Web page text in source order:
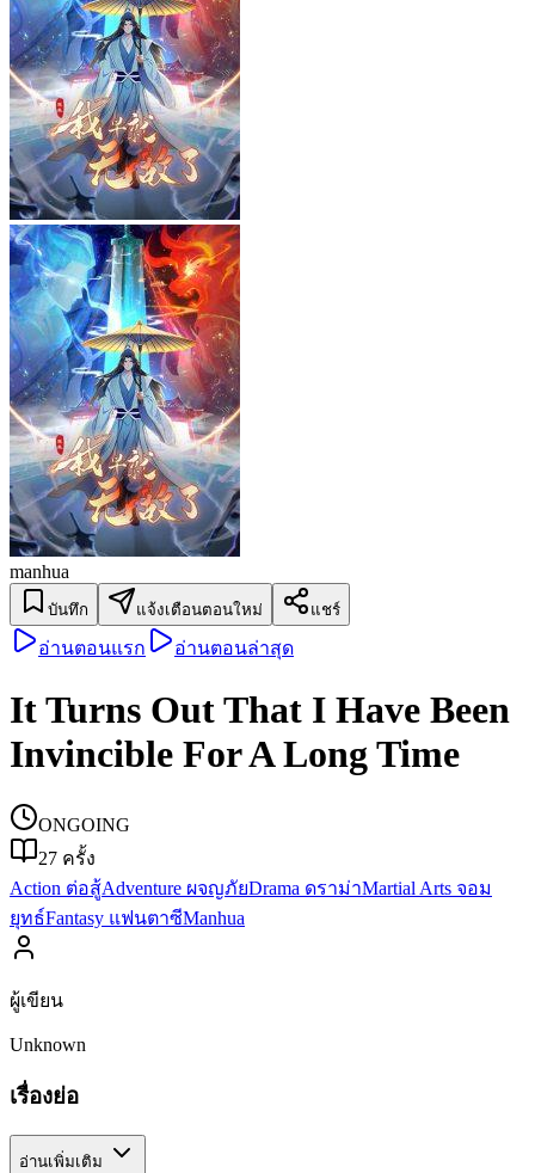
manhua
บันทึก แจ้งเตือนตอนใหม่ แชร์
อ่านตอนแรก อ่านตอนล่าสุด
It Turns Out That I Have Been
Invincible For A Long Time
ONGOING
27 ครั้ง
Action ต่อสู้Adventure ผจญภัยDrama ดราม่าMartial Arts จอม
ยุทธ์Fantasy แฟนตาซีManhua
ผู้เขียน
Unknown
เรื่องย่อ
อ่านเพิ่มเติม